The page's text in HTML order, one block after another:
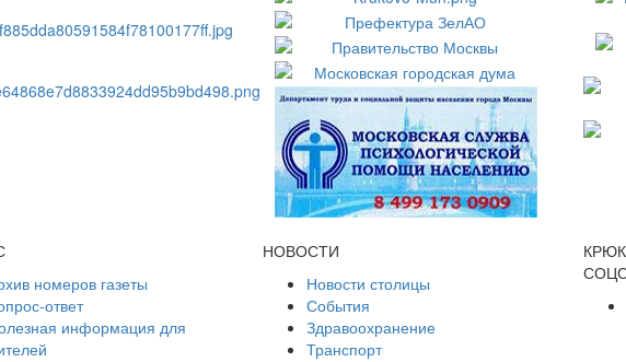
номеров газеты
ответ
информация для
НОВОСТИ
Новости столицы
События
Здравоохранение
Транспорт